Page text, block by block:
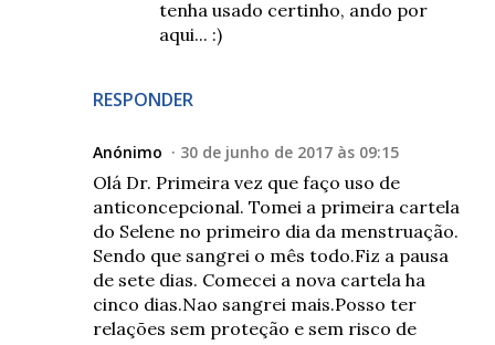
RESPONDER
tenha usado certinho, ando por
aqui... :)
Anónimo 30 de junho de 2017 às 09:15
Olá Dr. Primeira vez que faço uso de
anticoncepcional. Tomei a primeira cartela
do Selene no primeiro dia da menstruação.
Sendo que sangrei o mês todo.Fiz a pausa
de sete dias. Comecei a nova cartela ha
cinco dias.Nao sangrei mais.Posso ter
relações sem proteção e sem risco de